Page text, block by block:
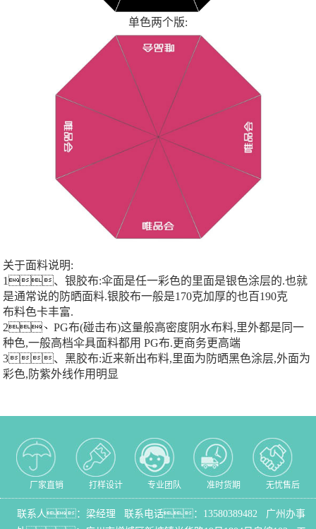
单色两个版:
关于面料说明:
1、银胶布:伞面是任一彩色的里面是银色涂层的.也就
是通常说的防晒面料.银胶布一般是170克加厚的也百190克
布料色卡丰富.
2、PG布(碰击布)这量般高密度阴水布料,里外都是同一
种色,一般高档伞具面料都用 PG布.更商务更高端
3、黑胶布:近来新出布料,里面为防晒黑色涂层,外面为
彩色,防紫外线作用明显
厂家直销 打样设计 专业团队 准时货期 无忧售后
联系人：梁经理 联系电话： 13580389482
广州办事